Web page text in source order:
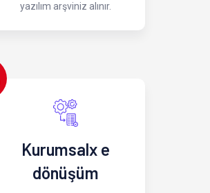
yazılım arşviniz alınır.
Kurumsalx e
dönüşüm